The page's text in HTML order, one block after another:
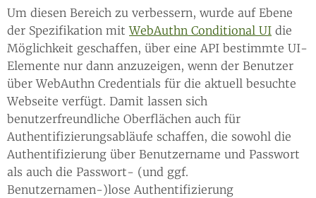
Um diesen Bereich zu verbessern, wurde auf Ebene
der Spezifikation mitWebAuthn Conditional UI die
Möglichkeit geschaffen, über eine API bestimmte UI-
Elemente nur dann anzuzeigen, wenn der Benutzer
über WebAuthn Credentials für die aktuell besuchte
Webseite verfügt. Damit lassen sich
benutzerfreundliche Oberflächen auch für
Authentifizierungsabläufe schaffen, die sowohl die
Authentifizierung über Benutzername und Passwort
als auch die Passwort- (und ggf.
Benutzernamen-)lose Authentifizierung